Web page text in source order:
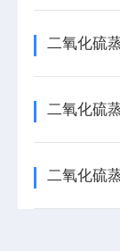
二氧化硫
二氧化硫
二氧化硫